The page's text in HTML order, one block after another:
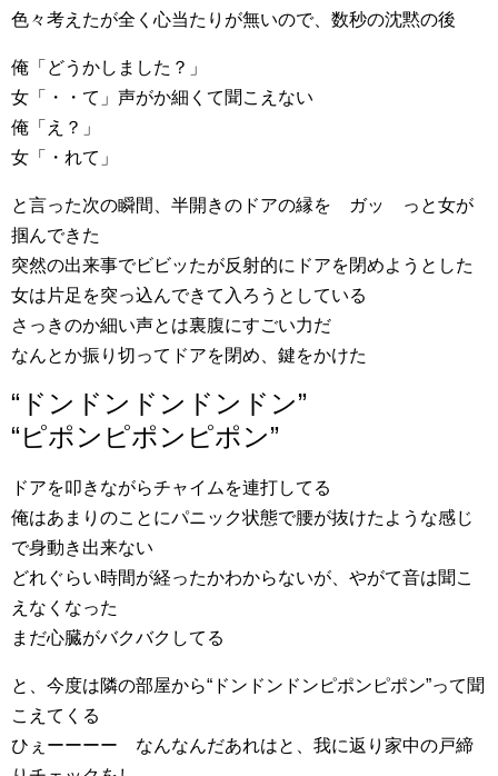
色々考えたが全く心当たりが無いので、数秒の沈黙の後
俺「どうかしました？」
女「・・て」声がか細くて聞こえない
俺「え？」
女「・れて」
と言った次の瞬間、半開きのドアの縁を ガッ っと女が
掴んできた
突然の出来事でビビッたが反射的にドアを閉めようとした
女は片足を突っ込んできて入ろうとしている
さっきのか細い声とは裏腹にすごい力だ
なんとか振り切ってドアを閉め、鍵をかけた
“ドンドンドンドンドン”
“ピポンピポンピポン”
ドアを叩きながらチャイムを連打してる
俺はあまりのことにパニック状態で腰が抜けたような感じ
で身動き出来ない
どれぐらい時間が経ったかわからないが、やがて音は聞こ
えなくなった
まだ心臓がバクバクしてる
と、今度は隣の部屋から“ドンドンドンピポンピポン”って聞
こえてくる
ひぇーーーー なんなんだあれはと、我に返り家中の戸締